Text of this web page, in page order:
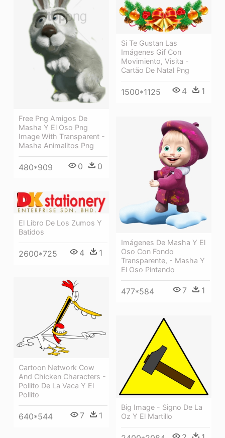
Free Png Amigos De
Masha Y El Oso Png
Image With Transparent -
Masha Animalitos Png
480*909 0 0
Si Te Gustan Las
Imágenes Gif Con
Movimiento, Visita -
Cartão De Natal Png
1500*1125 4 1
Imágenes De Masha Y El
Oso Con Fondo
Transparente, - Masha Y
El Oso Pintando
477*584 7 1
El Libro De Los Zumos Y
Batidos
2600*725 4 1
Cartoon Network Cow
And Chicken Characters -
Pollito De La Vaca Y El
Pollito
640*544 7 1
Big Image - Signo De La
Oz Y El Martillo